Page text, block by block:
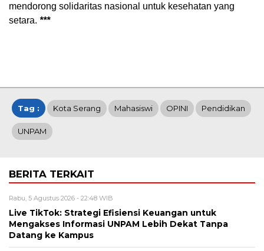
mendorong solidaritas nasional untuk kesehatan yang
setara. ***
Tag : Kota Serang Mahasiswi OPINI Pendidikan
UNPAM
BERITA TERKAIT
Rabu, 5 Agustus 2026 - 22:48 WIB
Live TikTok: Strategi Efisiensi Keuangan untuk
Mengakses Informasi UNPAM Lebih Dekat Tanpa
Datang ke Kampus